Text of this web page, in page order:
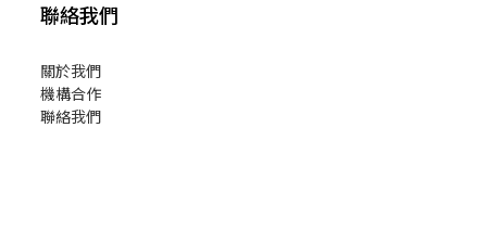
聯絡我們
關於我們
機構合作
聯絡我們